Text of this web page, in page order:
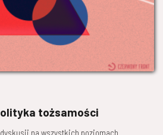
tożsamości
na wszystkich poziomach